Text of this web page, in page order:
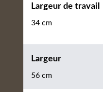
Largeur de travail
34 cm
Largeur
56 cm